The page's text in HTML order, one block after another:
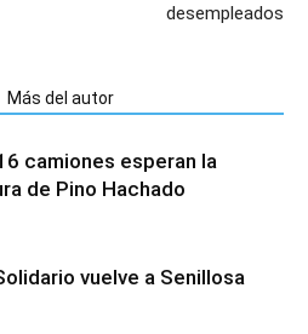
desempleados
Más del autor
camiones esperan la
de Pino Hachado
vuelve a Senillosa